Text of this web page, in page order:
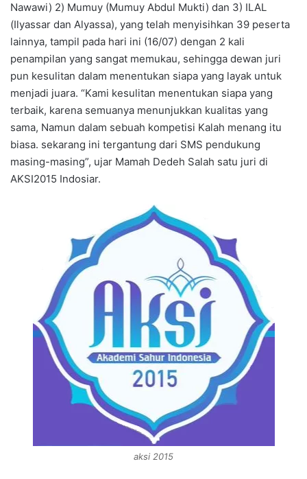
Nawawi) 2) Mumuy (Mumuy Abdul Mukti) dan 3) ILAL
(Ilyassar dan Alyassa), yang telah menyisihkan 39 peserta
lainnya, tampil pada hari ini (16/07) dengan 2 kali
penampilan yang sangat memukau, sehingga dewan juri
pun kesulitan dalam menentukan siapa yang layak untuk
menjadi juara. “Kami kesulitan menentukan siapa yang
terbaik, karena semuanya menunjukkan kualitas yang
sama, Namun dalam sebuah kompetisi Kalah menang itu
biasa. sekarang ini tergantung dari SMS pendukung
masing-masing”, ujar Mamah Dedeh Salah satu juri di
AKSI2015 Indosiar.
aksi 2015